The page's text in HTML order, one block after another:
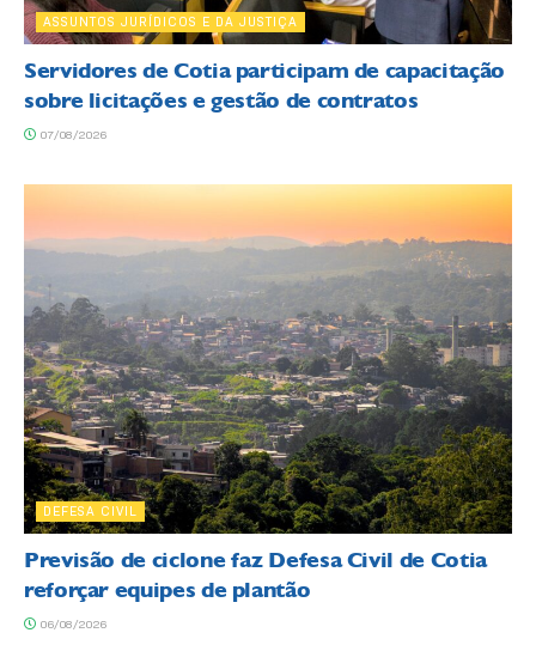
ASSUNTOS JURÍDICOS E DA JUSTIÇA
Servidores de Cotia participam de capacitação
sobre licitações e gestão de contratos
07/08/2026
DEFESA CIVIL
Previsão de ciclone faz Defesa Civil de Cotia
reforçar equipes de plantão
06/08/2026